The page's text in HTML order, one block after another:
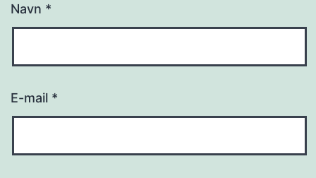
Navn *
E-mail *